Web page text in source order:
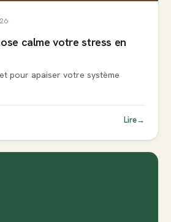
calme votre stress en
pour apaiser votre système
Lire→